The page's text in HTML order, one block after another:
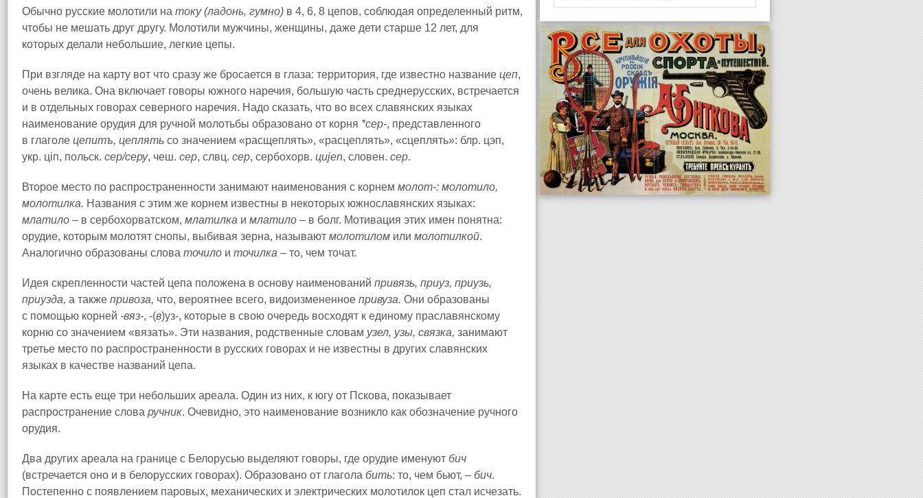
Обычно русские молотили на току (ладонь, гумно) в 4, 6, 8 цепов, соблюдая определенный ритм,
чтобы не мешать друг другу. Молотили мужчины, женщины, даже дети старше 12 лет, для
которых делали небольшие, легкие цепы.
При взгляде на карту вот что сразу же бросается в глаза: территория, где известно название цеп,
очень велика. Она включает говоры южного наречия, большую часть среднерусских, встречается
и в отдельных говорах северного наречия. Надо сказать, что во всех славянских языках
наименование орудия для ручной молотьбы образовано от корня *сeр-, представленного
в глаголе цепитъ, цеплять со значением «расщеплять», «расцеплять», «сцеплять»: блр. цэп,
укр. цiп, польск. сер/серу, чеш. сер, слвц. сер, сербохорв. цujеn, словен. сeр.
Второе место по распространенности занимают наименования с корнем молот-: молотило,
молотилка. Названия с этим же корнем известны в некоторых южнославянских языках:
млатило – в сербохорватском, млатилка и млатило – в болг. Мотивация этих имен понятна:
орудие, которым молотят снопы, выбивая зерна, называют молотилом или молотилкой.
Аналогично образованы слова точило и точилка – то, чем точат.
Идея скрепленности частей цепа положена в основу наименований привязь, приуз, приузь,
приузда, а также привоза, что, вероятнее всего, видоизмененное привуза. Они образованы
с помощью корней -вяз-, -(в)уз-, которые в свою очередь восходят к единому праславянскому
корню со значением «вязать». Эти названия, родственные словам узел, узы, связка, занимают
третье место по распространенности в русских говорах и не известны в других славянских
языках в качестве названий цепа.
На карте есть еще три небольших ареала. Один из них, к югу от Пскова, показывает
распространение слова ручник. Очевидно, это наименование возникло как обозначение ручного
орудия.
Два других ареала на границе с Белорусью выделяют говоры, где орудие именуют бич
(встречается оно и в белорусских говорах). Образовано от глагола бить: то, чем бьют, – бич.
Постепенно с появлением паровых, механических и электрических молотилок цеп стал исчезать.